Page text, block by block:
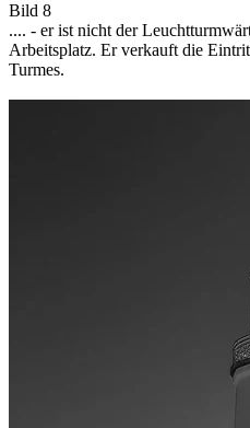
Bild 8
.... - er ist nicht der
Arbeitsplatz. Er verkauft die
Turmes.